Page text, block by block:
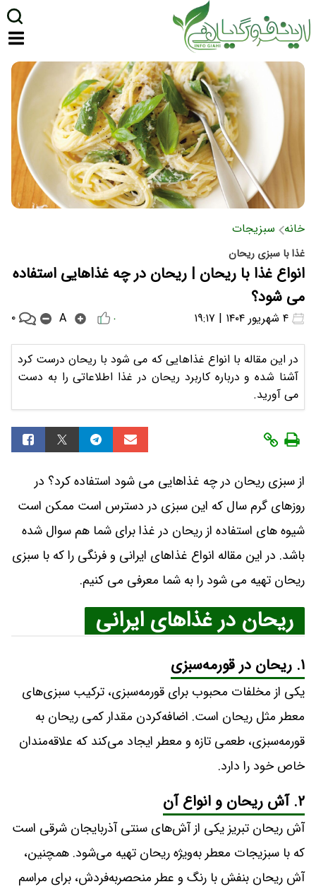
خانه سبزیجات
غذا با سبزی ریحان
انواع غذا با ریحان | ریحان در چه غذاهایی استفاده
می شود؟
۰ A ۰
در این مقاله با انواع غذاهایی که می شود با ریحان درست کرد
آشنا شده و درباره کاربرد ریحان در غذا اطلاعاتی را به دست
می آورید.
از سبزی ریحان در چه غذاهایی می شود استفاده کرد؟ در
روزهای گرم سال که این سبزی در دسترس است ممکن است
شیوه های استفاده از ریحان در غذا برای شما هم سوال شده
باشد. در این مقاله انواع غذاهای ایرانی و فرنگی را که با سبزی
ریحان تهیه می شود را به شما معرفی می کنیم.
ریحان در غذاهای ایرانی
۱. ریحان در قورمه‌سبزی
یکی از مخلفات محبوب برای قورمه‌سبزی، ترکیب سبزی‌های
معطر مثل ریحان است. اضافه‌کردن مقدار کمی ریحان به
قورمه‌سبزی، طعمی تازه و معطر ایجاد می‌کند که علاقه‌مندان
خاص خود را دارد.
۲. آش ریحان و انواع آن
آش ریحان تبریز یکی از آش‌های سنتی آذربایجان شرقی است
که با سبزیجات معطر به‌ویژه ریحان تهیه می‌شود. همچنین،
آش ریحان بنفش با رنگ و عطر منحصربه‌فردش، برای مراسم